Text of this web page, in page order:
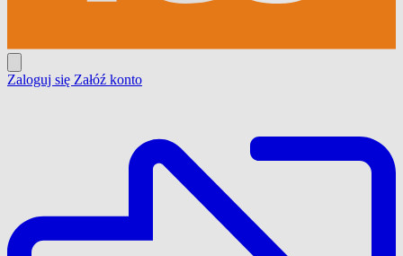
Zaloguj się Załóź konto